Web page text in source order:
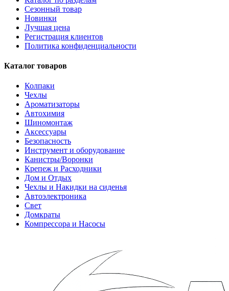
Сезонный товар
Новинки
Лучшая цена
Регистрация клиентов
Политика конфиденциальности
Каталог товаров
Колпаки
Чехлы
Ароматизаторы
Автохимия
Шиномонтаж
Аксессуары
Безопасность
Инструмент и оборудование
Канистры/Воронки
Крепеж и Расходники
Дом и Отдых
Чехлы и Накидки на сиденья
Автоэлектроника
Свет
Домкраты
Компрессора и Насосы